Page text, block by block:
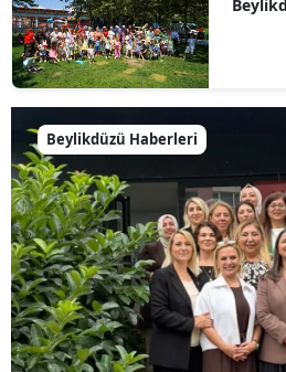
Beylikdüzü Haberleri